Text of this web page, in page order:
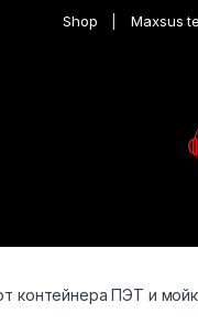
Shop Maxsus
контейнера ПЭТ и